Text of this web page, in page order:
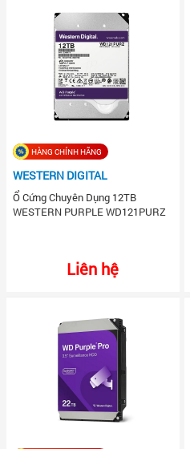
HÀNG CHÍNH HÃNG
WESTERN DIGITAL
Ổ Cứng Chuyên Dụng 12TB
WESTERN PURPLE WD121PURZ
Liên hệ